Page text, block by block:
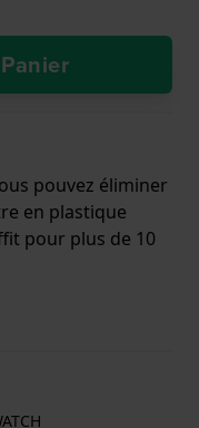
pouvez éliminer
en plastique
pour plus de 10